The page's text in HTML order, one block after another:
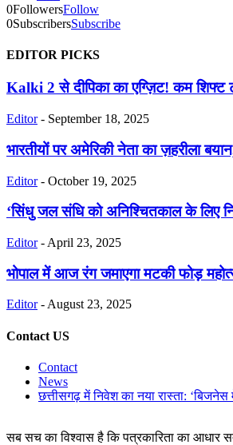
0FollowersFollow
0SubscribersSubscribe
EDITOR PICKS
Kalki 2 से दीपिका का एग्ज़िट! कम शिफ्ट
Editor - September 18, 2025
भारतीयों पर अमेरिकी नेता का ज़हरीला
Editor - October 19, 2025
‘सिंधु जल संधि को अनिश्चितकाल के लिए
Editor - April 23, 2025
भोपाल में आज रंग जमाएगा मटकी फोड़
Editor -August 23, 2025
Contact US
Contact
News
छत्तीसगढ़ में निवेश का नया रास्ता:
सब सच का विश्वास है कि पत्रकारिता का आधार